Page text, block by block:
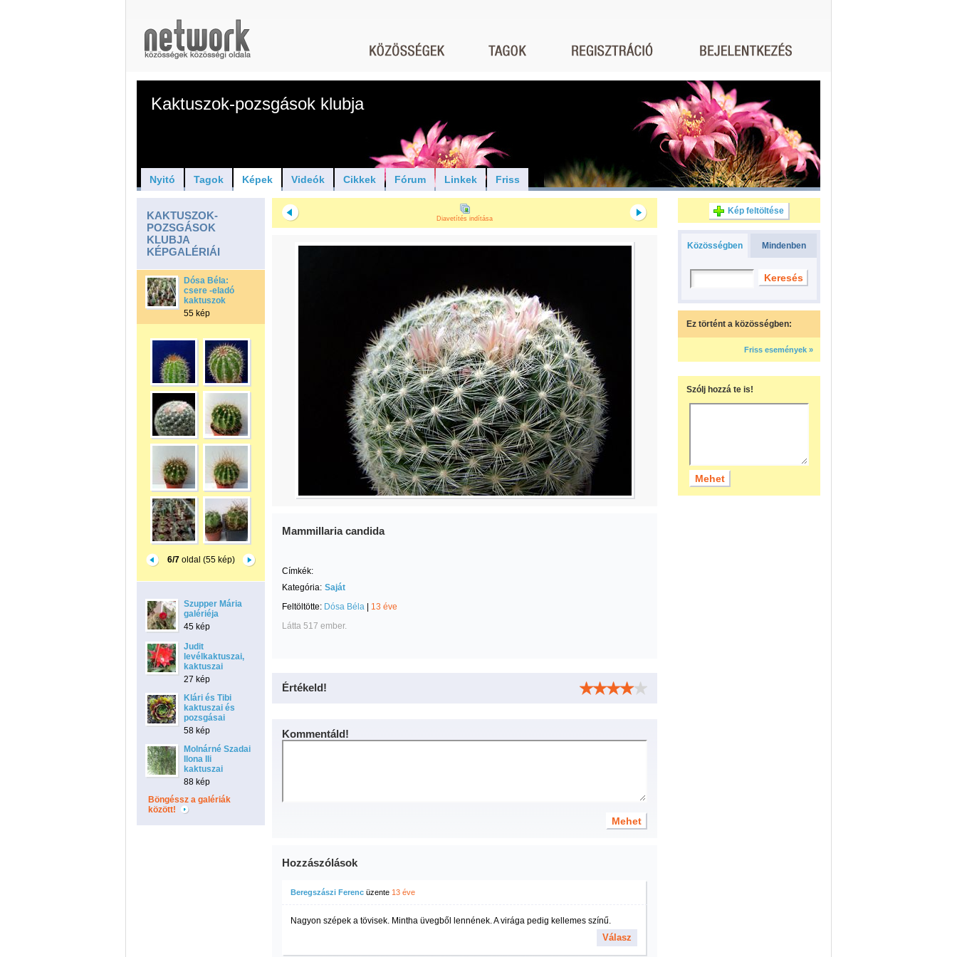
Kaktuszok-pozsgások klubja
Nyitó Tagok Képek Videók Cikkek Fórum Linkek Friss
KAKTUSZOK-
POZSGÁSOK
KLUBJA
KÉPGALÉRIÁI
Dósa Béla:
csere -eladó
kaktuszok
55 kép
6/7oldal (55 kép)
Szupper Mária
galériéja
45 kép
Judit
levélkaktuszai,
kaktuszai
27 kép
Klári és Tibi
kaktuszai és
pozsgásai
58 kép
Molnárné Szadai
Ilona Ili
kaktuszai
88 kép
Böngéssz a galériák
között!
Diavetítés indítása
Mammillaria candida
Címkék:
Kategória: Saját
Feltöltötte: Dósa Béla
13 éve
Látta 517 ember.
Értékeld!
Kommentáld!
Hozzászólások
Beregszászi Ferenc üzente 13 éve
Nagyon szépek a tövisek. Mintha üvegből lennének. A virága pedig kellemes színű.
Válasz
Kép feltöltése
Közösségben Mindenben
Ez történt a közösségben:
Friss események »
Szólj hozzá te is!